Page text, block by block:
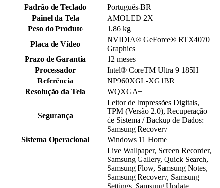
Padrão de Teclado
Português-BR
Painel da Tela
AMOLED 2X
Peso do Produto
1.86 kg
Placa de Vídeo
NVIDIA® GeForce® RTX4070
Graphics
Prazo de Garantia
12 meses
Processador
Intel® CoreTM Ultra 9 185H
Referência
NP960XGL-XG1BR
Resolução da Tela
WQXGA+
Segurança
Leitor de Impressões Digitais,
TPM (Versão 2.0), Recuperação
de Sistema / Backup de Dados:
Samsung Recovery
Sistema Operacional
Windows 11 Home
Live Wallpaper, Screen Recorder,
Samsung Gallery, Quick Search,
Samsung Flow, Samsung Notes,
Samsung Recovery, Samsung
Settings, Samsung Update,